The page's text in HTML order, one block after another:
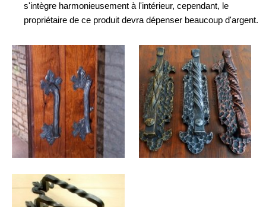
s'intègre harmonieusement à l'intérieur, cependant, le
propriétaire de ce produit devra dépenser beaucoup d'argent.